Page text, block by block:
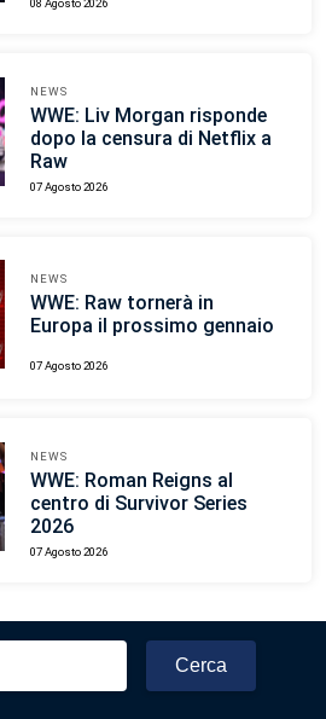
08 Agosto 2026
NEWS
WWE: Liv Morgan risponde
dopo la censura di Netflix a
Raw
07 Agosto 2026
NEWS
WWE: Raw tornerà in
Europa il prossimo gennaio
07 Agosto 2026
NEWS
WWE: Roman Reigns al
centro di Survivor Series
2026
07 Agosto 2026